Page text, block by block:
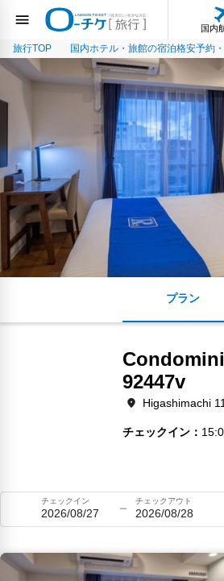
国内
旅行TOP 国内ホテル・旅館の宿泊格安予約
プラン
92447v
Higashimachi
チェックイン
チェックイン
2026/08/27
チェックアウト
2026/08/28